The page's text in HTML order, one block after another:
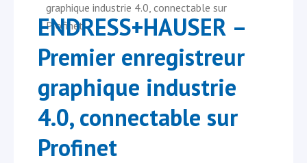
graphique industrie 4.0, connectable sur
Profinet
ENDRESS+HAUSER –
Premier enregistreur
graphique industrie
4.0, connectable sur
Profinet